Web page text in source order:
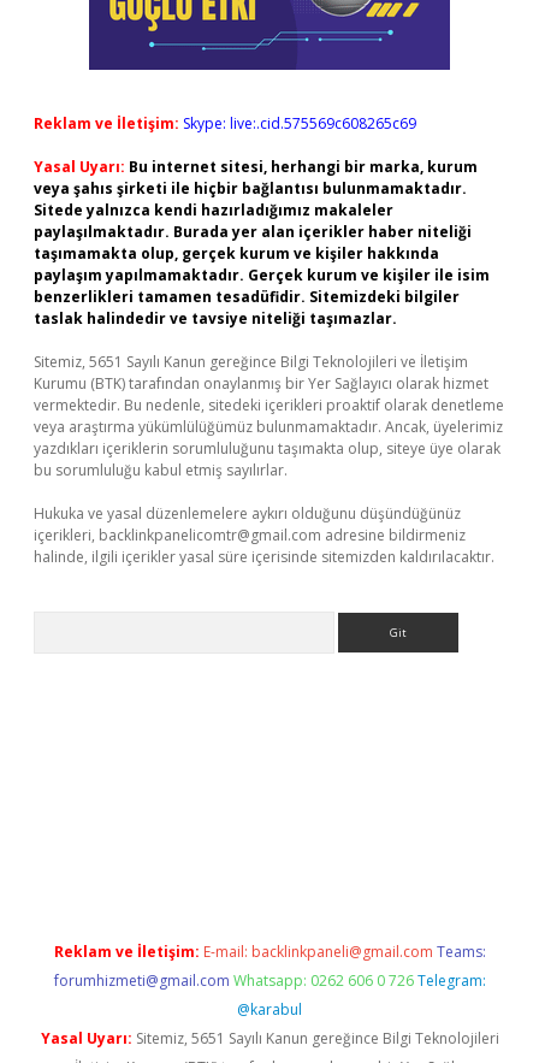
Reklam ve İletişim: Skype: live:.cid.575569c608265c69
Yasal Uyarı: Bu internet sitesi, herhangi bir marka, kurum
veya şahıs şirketi ile hiçbir bağlantısı bulunmamaktadır.
Sitede yalnızca kendi hazırladığımız makaleler
paylaşılmaktadır. Burada yer alan içerikler haber niteliği
taşımamakta olup, gerçek kurum ve kişiler hakkında
paylaşım yapılmamaktadır. Gerçek kurum ve kişiler ile isim
benzerlikleri tamamen tesadüfidir. Sitemizdeki bilgiler
taslak halindedir ve tavsiye niteliği taşımazlar.
Sitemiz, 5651 Sayılı Kanun gereğince Bilgi Teknolojileri ve İletişim
Kurumu (BTK) tarafından onaylanmış bir Yer Sağlayıcı olarak hizmet
vermektedir. Bu nedenle, sitedeki içerikleri proaktif olarak denetleme
veya araştırma yükümlülüğümüz bulunmamaktadır. Ancak, üyelerimiz
yazdıkları içeriklerin sorumluluğunu taşımakta olup, siteye üye olarak
bu sorumluluğu kabul etmiş sayılırlar.
Hukuka ve yasal düzenlemelere aykırı olduğunu düşündüğünüz
içerikleri, backlinkpanelicomtr@gmail.com adresine bildirmeniz
halinde, ilgili içerikler yasal süre içerisinde sitemizden kaldırılacaktır.
Reklam ve İletişim: E-mail: backlinkpaneli@gmail.com Teams:
forumhizmeti@gmail.com Whatsapp: 0262 606 0 726 Telegram:
@karabul
Yasal Uyarı: Sitemiz, 5651 Sayılı Kanun gereğince Bilgi Teknolojileri